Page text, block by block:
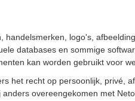
logo's,
databases en sommige
kan worden gebruikt voor
het recht op persoonlijk, privé,
overeengekomen met